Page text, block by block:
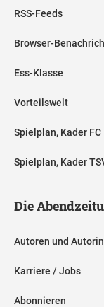
RSS-Feeds
Browser-
Ess-Klasse
Vorteilswelt
Spielplan, Kader FC
Spielplan, Kader
Die
Autoren und
Karriere / Jobs
Abonnieren